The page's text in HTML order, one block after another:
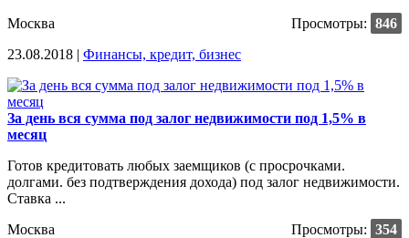
Москва
Просмотры: 846
23.08.2018 | Финансы, кредит, бизнес
За день вся сумма под залог недвижимости под 1,5% в
месяц
Готов кредитовать любых заемщиков (с просрочками.
долгами. без подтверждения дохода) под залог недвижимости.
Ставка ...
Москва
Просмотры: 354